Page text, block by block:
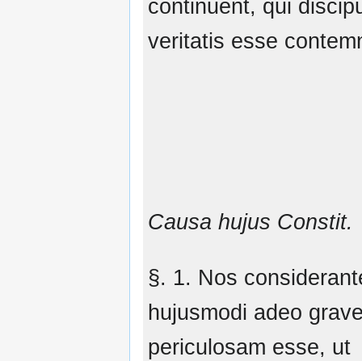
continuent, qui
veritatis esse
Causa hujus Constit.
§. 1. Nos
hujusmodi adeo
periculosam esse, ut